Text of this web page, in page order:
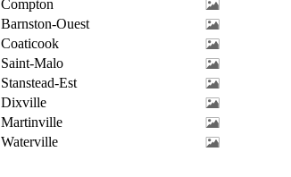
Compton
Barnston-Ouest
Coaticook
Saint-Malo
Stanstead-Est
Dixville
Martinville
Waterville